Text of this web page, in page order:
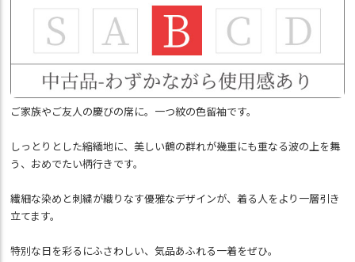
ご家族やご友人の慶びの席に。一つ紋の色留袖です。
しっとりとした縮緬地に、美しい鶴の群れが幾重にも重なる波の上を舞
う、おめでたい柄行きです。
繊細な染めと刺繍が織りなす優雅なデザインが、着る人をより一層引き
立てます。
特別な日を彩るにふさわしい、気品あふれる一着をぜひ。